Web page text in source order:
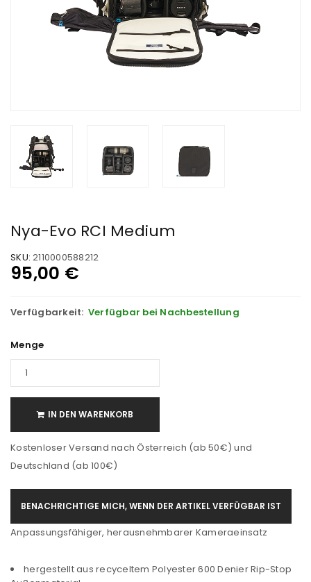
Nya-Evo RCI Medium
SKU: 2110000588212
95,00 €
Verfügbarkeit: Verfügbar bei Nachbestellung
Menge
IN DEN WARENKORB
Kostenloser Versand nach Österreich (ab 50€) und
Deutschland (ab 100€)
BENACHRICHTIGE MICH, WENN DER ARTIKEL VERFÜGBAR IST
Anpassungsfähiger, herausnehmbarer Kameraeinsatz
hergestellt aus recyceltem Polyester 600 Denier Rip-Stop